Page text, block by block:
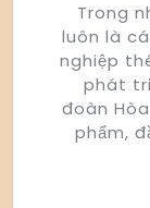
Trong
luôn là
nghiệp
phát
đoàn
phẩm,